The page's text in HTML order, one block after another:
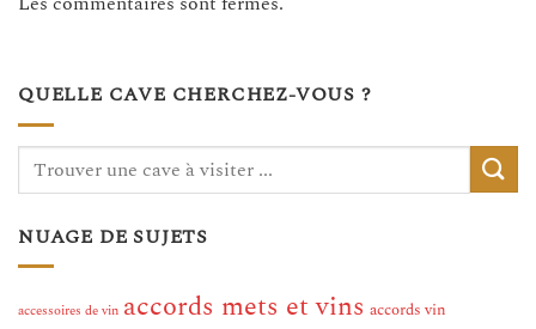
QUELLE CAVE CHERCHEZ-VOUS ?
NUAGE DE SUJETS
accessoires de vin accords mets et vins accords vin